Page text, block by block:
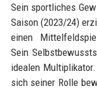
Sein sportliches
Saison (2023/24)
einen
Sein
idealen
sich seiner Rolle